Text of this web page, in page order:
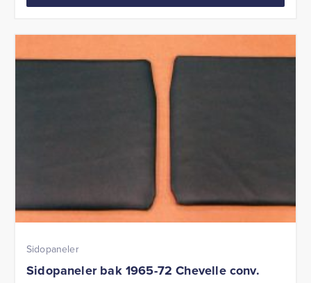
Sidopaneler
Sidopaneler bak 1965-72 Chevelle conv.